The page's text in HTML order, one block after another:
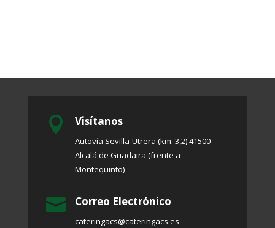
 Visítanos
Autovía Sevilla-Utrera (km. 3,2) 41500
Alcalá de Guadaira (frente a
Montequinto)
 Correo Electrónico
cateringacs@cateringacs.es